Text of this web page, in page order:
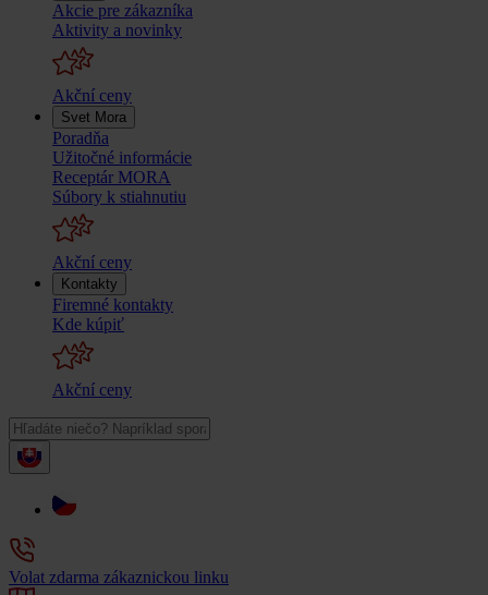
Akcie pre zákazníka
Aktivity a novinky
Akční ceny
Svet Mora
Poradňa
Užitočné informácie
Receptár MORA
Súbory k stiahnutiu
Akční ceny
Kontakty
Firemné kontakty
Kde kúpiť
Akční ceny
Volat zdarma zákaznickou linku